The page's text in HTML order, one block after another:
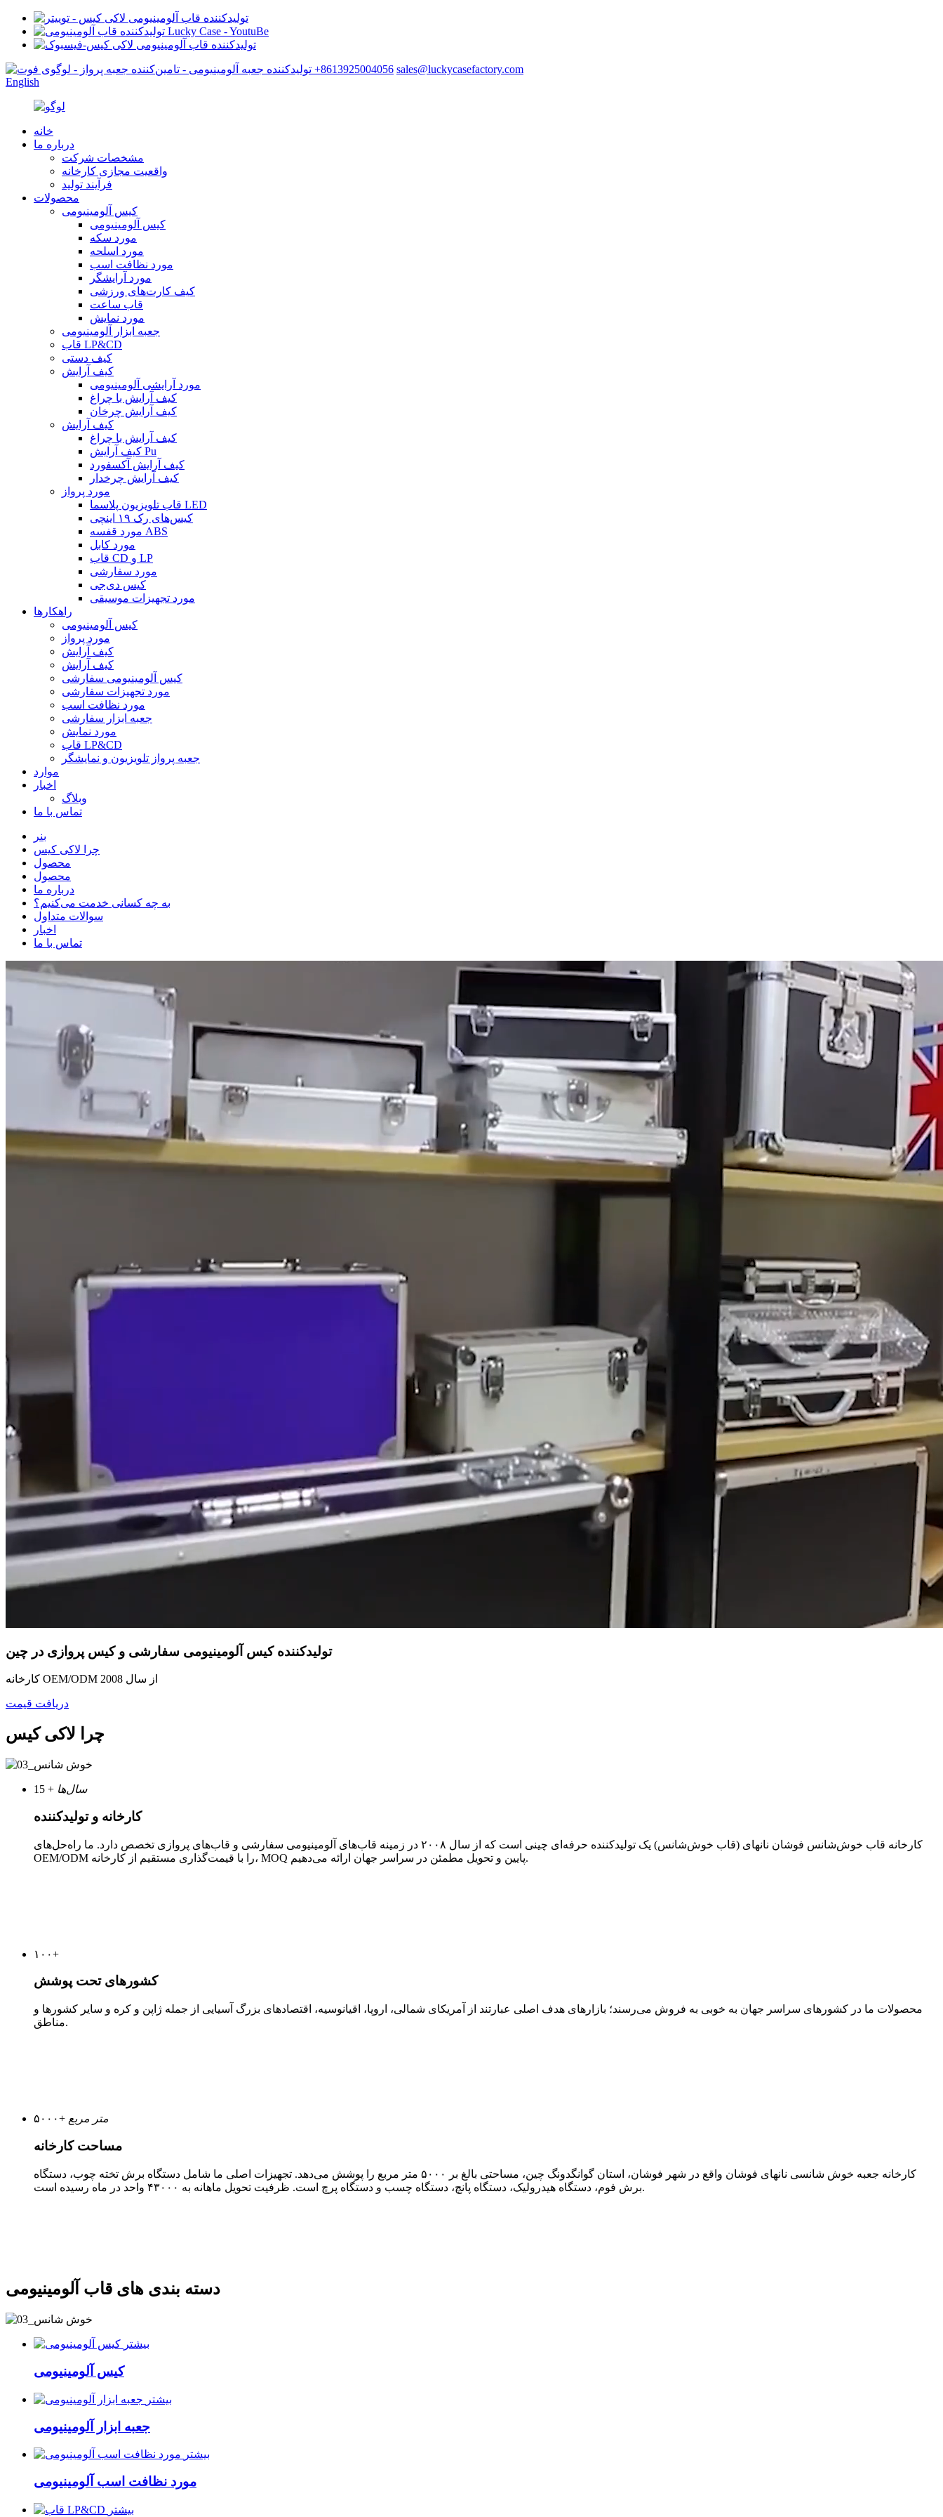
‎+8613925004056‎ sales@luckycasefactory.com
English
خانه
درباره ما
مشخصات شرکت
واقعیت مجازی کارخانه
فرآیند تولید
محصولات
کیس آلومینیومی
کیس آلومینیومی
مورد سکه
مورد اسلحه
مورد نظافت اسب
مورد آرایشگر
کیف کارت‌های ورزشی
قاب ساعت
مورد نمایش
جعبه ابزار آلومینیومی
قاب LP&CD
کیف دستی
کیف آرایش
مورد آرایشی آلومینیومی
کیف آرایش با چراغ
کیف آرایش چرخان
کیف آرایش
کیف آرایش با چراغ
کیف آرایش Pu
کیف آرایش آکسفورد
کیف آرایش چرخدار
مورد پرواز
قاب تلویزیون پلاسما LED
کیس‌های رک ۱۹ اینچی
مورد قفسه ABS
مورد کابل
قاب CD و LP
مورد سفارشی
کیس دی‌جی
مورد تجهیزات موسیقی
راهکارها
کیس آلومینیومی
مورد پرواز
کیف آرایش
کیف آرایش
کیس آلومینیومی سفارشی
مورد تجهیزات سفارشی
مورد نظافت اسب
جعبه ابزار سفارشی
مورد نمایش
قاب LP&CD
جعبه پرواز تلویزیون و نمایشگر
موارد
اخبار
وبلاگ
تماس با ما
بنر
چرا لاکی کیس
محصول
محصول
درباره ما
به چه کسانی خدمت می‌کنیم؟
سوالات متداول
اخبار
تماس با ما
تولیدکننده کیس آلومینیومی سفارشی و کیس پروازی در چین
کارخانه OEM/ODM از سال 2008
دریافت قیمت
چرا لاکی کیس
15 + سال‌ها
کارخانه و تولیدکننده
کارخانه قاب خوش‌شانس فوشان نانهای (قاب خوش‌شانس) یک تولیدکننده حرفه‌ای چینی است که از سال ۲۰۰۸ در زمینه قاب‌های آلومینیومی سفارشی و قاب‌های پروازی تخصص دارد. ما راه‌حل‌های
OEM/ODM را با قیمت‌گذاری مستقیم از کارخانه، MOQ پایین و تحویل مطمئن در سراسر جهان ارائه می‌دهیم.
۱۰۰+
کشورهای تحت پوشش
محصولات ما در کشورهای سراسر جهان به خوبی به فروش می‌رسند؛ بازارهای هدف اصلی عبارتند از آمریکای شمالی، اروپا، اقیانوسیه، اقتصادهای بزرگ آسیایی از جمله ژاپن و کره و سایر کشورها و
مناطق.
۵۰۰۰+ متر مربع
مساحت کارخانه
کارخانه جعبه خوش شانسی نانهای فوشان واقع در شهر فوشان، استان گوانگدونگ چین، مساحتی بالغ بر ۵۰۰۰ متر مربع را پوشش می‌دهد. تجهیزات اصلی ما شامل دستگاه برش تخته چوب، دستگاه
برش فوم، دستگاه هیدرولیک، دستگاه پانچ، دستگاه چسب و دستگاه پرچ است. ظرفیت تحویل ماهانه به ۴۳۰۰۰ واحد در ماه رسیده است.
دسته بندی های قاب آلومینیومی
بیشتر
کیس آلومینیومی
بیشتر
جعبه ابزار آلومینیومی
بیشتر
مورد نظافت اسب آلومینیومی
بیشتر